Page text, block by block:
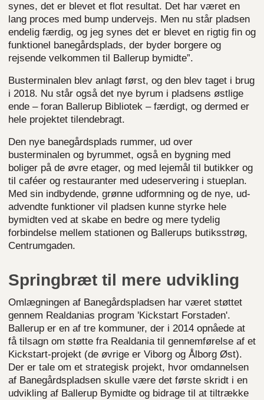
synes, det er blevet et flot resultat. Det har været en
lang proces med bump undervejs. Men nu står pladsen
endelig færdig, og jeg synes det er blevet en rigtig fin og
funktionel banegårdsplads, der byder borgere og
rejsende velkommen til Ballerup bymidte”.
Busterminalen blev anlagt først, og den blev taget i brug
i 2018. Nu står også det nye byrum i pladsens østlige
ende – foran Ballerup Bibliotek – færdigt, og dermed er
hele projektet tilendebragt.
Den nye banegårdsplads rummer, ud over
busterminalen og byrummet, også en bygning med
boliger på de øvre etager, og med lejemål til butikker og
til caféer og restauranter med udeservering i stueplan.
Med sin indbydende, grønne udformning og de nye, ud-
advendte funktioner vil pladsen kunne styrke hele
bymidten ved at skabe en bedre og mere tydelig
forbindelse mellem stationen og Ballerups butiksstrøg,
Centrumgaden.
Springbræt til mere udvikling
Omlægningen af Banegårdspladsen har været støttet
gennem Realdanias program 'Kickstart Forstaden'.
Ballerup er en af tre kommuner, der i 2014 opnåede at
få tilsagn om støtte fra Realdania til gennemførelse af et
Kickstart-projekt (de øvrige er Viborg og Ålborg Øst).
Der er tale om et strategisk projekt, hvor omdannelsen
af Banegårdspladsen skulle være det første skridt i en
udvikling af Ballerup Bymidte og bidrage til at tiltrække